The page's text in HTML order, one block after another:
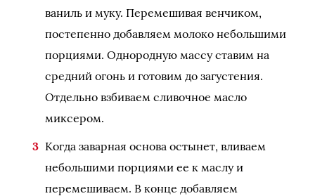
ваниль и муку. Перемешивая венчиком,
постепенно добавляем молоко небольшими
порциями. Однородную массу ставим на
средний огонь и готовим до загустения.
Отдельно взбиваем сливочное масло
миксером.
Когда заварная основа остынет, вливаем
небольшими порциями ее к маслу и
перемешиваем. В конце добавляем